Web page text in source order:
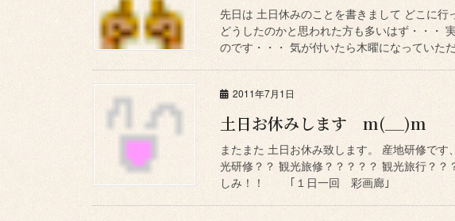
先日は 土日休みのことを書きまして どこに行
どうしたのかと思われた方も多いはず・・・
のです・・・ 気が付いたら木曜になっていた
2011年7月1日
土日お休みします m(__)m
またまた 土日お休み致します。 産地研修で
光研修？？ 観光旅修？？？？？ 観光旅行？
しみ！！ ｢１日一回 彩画廊｣